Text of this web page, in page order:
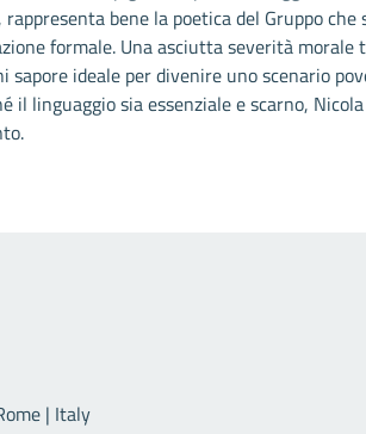
bene la poetica del Gruppo che
formale. Una asciutta severità morale
ideale per divenire uno scenario
il linguaggio sia essenziale e scarno,
| Italy